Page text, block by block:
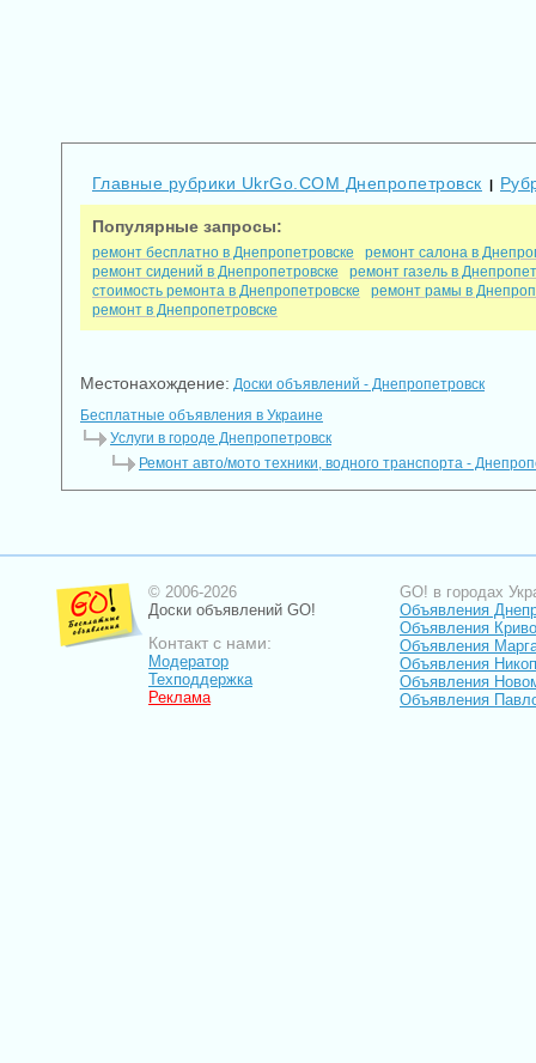
Главные рубрики UkrGo.COM Днепропетровск
Популярные запросы:
ремонт бесплатно в Днепропетровске
ремонт салона в
ремонт сидений в Днепропетровске
ремонт газель в
стоимость ремонта в Днепропетровске
ремонт рамы в
ремонт в Днепропетровске
Местонахождение: Доски объявлений - Днепропетровск
Бесплатные объявления в Украине
Услуги в городе Днепропетровск
Ремонт авто/мото техники, водного транспорта -
© 2006-2026
Доски объявлений GO!
Контакт с нами:
Модератор
Техподдержка
Реклама
GO! в городах
Объявления
Объявления
Объявления
Объявления
Объявления
Объявления